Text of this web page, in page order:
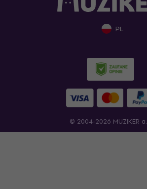
PL
© 2004-2026 MUZIKER